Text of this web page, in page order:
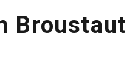
Broustaut